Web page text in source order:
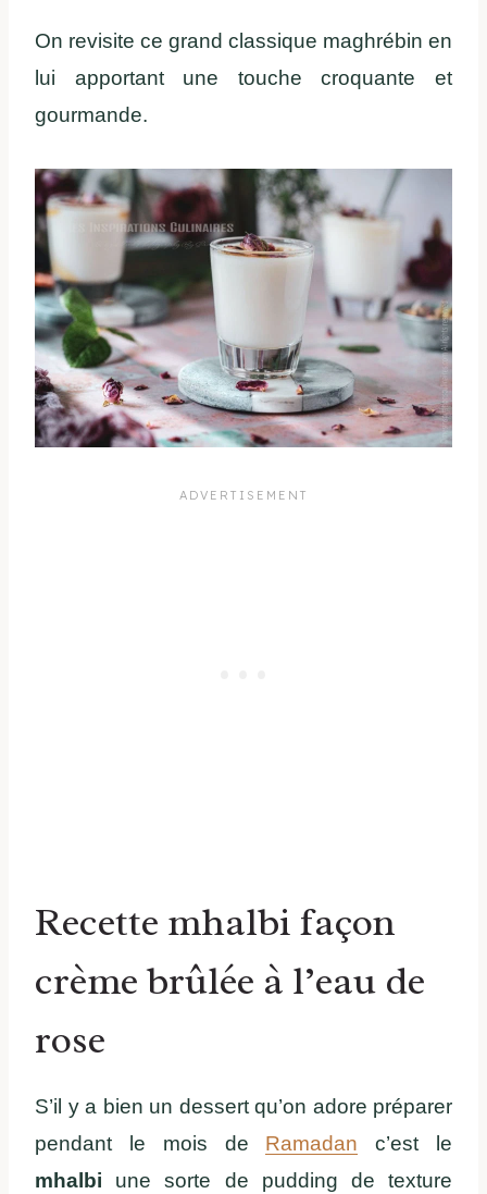
On revisite ce grand classique maghrébin en
lui apportant une touche croquante et
gourmande.
Recette mhalbi façon
crème brûlée à l’eau de
rose
S’il y a bien un dessert qu’on adore préparer
pendant le mois de Ramadan c’est le
mhalbi une sorte de pudding de texture